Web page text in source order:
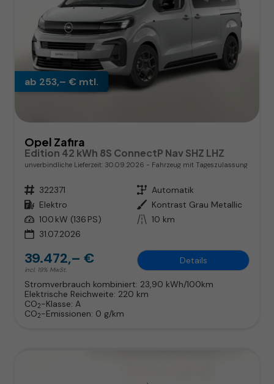
ab 253,– € mtl.
Opel Zafira
Edition 42 kWh 8S ConnectP Nav SHZ LHZ
unverbindliche Lieferzeit: 30.09.2026 Fahrzeug mit Tageszulassung
Fahrzeugnr. 322371 Getriebe Automatik
Kraftstoff Elektro Außenfarbe Kontrast Grau Metallic
Leistung 100 kW (136 PS) Kilometerstand 10 km
31.07.2026
39.472,– €
incl. 19% MwSt.
Details
Stromverbrauch kombiniert: 23,90 kWh/100km
Elektrische Reichweite: 220 km
CO2-Klasse: A
CO2-Emissionen: 0 g/km